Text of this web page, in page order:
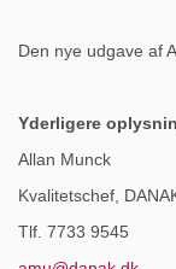
Den nye udgave af
Yderligere
Allan Munck
Kvalitetschef,
Tlf. 7733 9545